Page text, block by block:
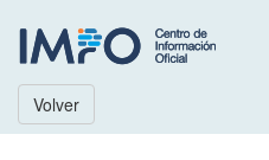
Volver